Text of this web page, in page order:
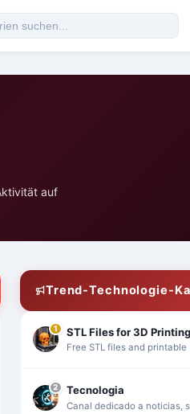
auf
Trend-Technologie-
1 STL Files for 3D
Free STL files and
2 Tecnologia
Canal dedicado a noticias,